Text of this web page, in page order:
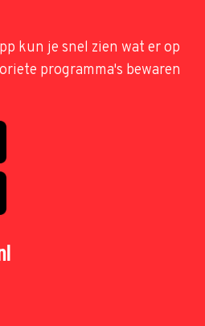
kun je snel zien wat er op
programma's bewaren